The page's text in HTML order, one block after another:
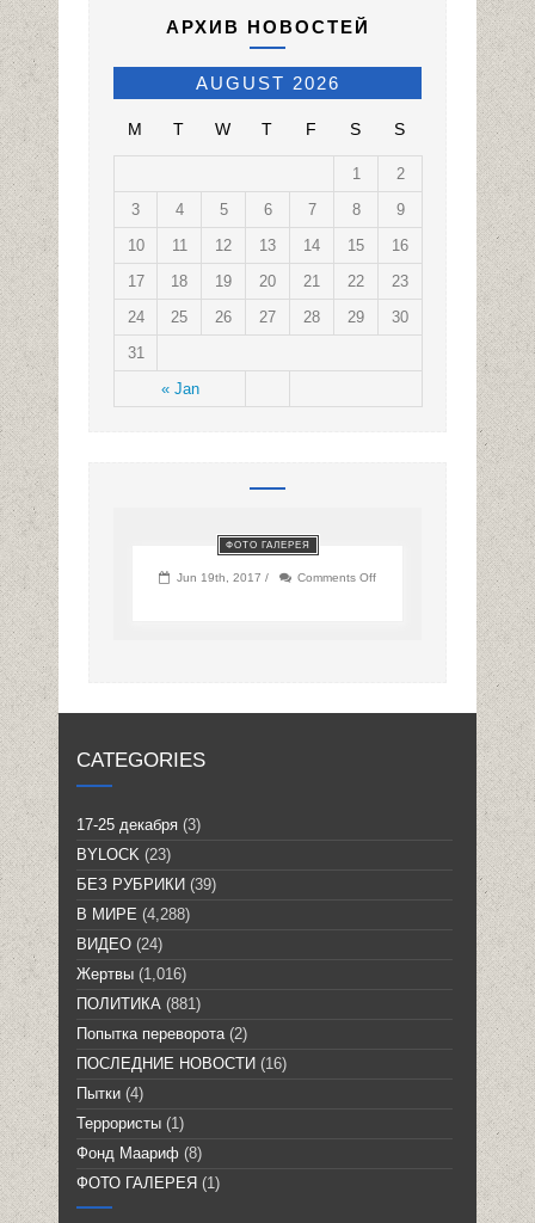
АРХИВ НОВОСТЕЙ
AUGUST 2026
M T W T F S S
« Jan
1
2
3
4 5 6 7 8
9
10
11 12 13 14 15
16
17
18 19 20 21 22
23
24
25 26 27 28 29
30
31
ФОТО ГАЛЕРЕЯ
Jun 19th, 2017 / Comments Off
CATEGORIES
17-25 декабря (3)
BYLOCK (23)
БЕЗ РУБРИКИ (39)
В МИРЕ (4,288)
ВИДЕО (24)
Жертвы (1,016)
ПОЛИТИКА (881)
Попытка переворота(2)
ПОСЛЕДНИЕ НОВОСТИ (16)
Пытки (4)
Террористы (1)
Фонд Маариф (8)
ФОТО ГАЛЕРЕЯ (1)